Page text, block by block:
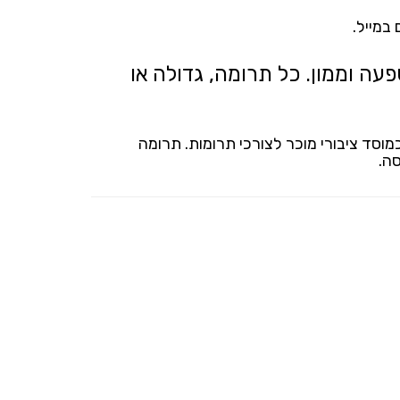
וממון. כל תרומה, גדולה או
ציבורי מוכר לצורכי תרומות. תרומה